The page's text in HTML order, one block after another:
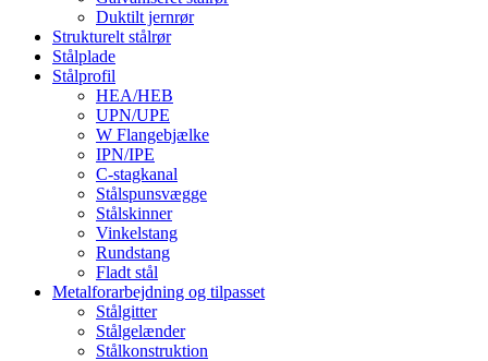
Duktilt jernrør
Strukturelt stålrør
Stålplade
Stålprofil
HEA/HEB
UPN/UPE
W Flangebjælke
IPN/IPE
C-stagkanal
Stålspunsvægge
Stålskinner
Vinkelstang
Rundstang
Fladt stål
Metalforarbejdning og tilpasset
Stålgitter
Stålgelænder
Stålkonstruktion